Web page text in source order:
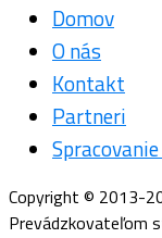
Domov
O nás
Kontakt
Partneri
Copyright © 2013-
Prevádzkovateľom